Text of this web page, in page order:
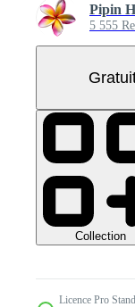
Pipin
5 555
Collection
Licence Pro